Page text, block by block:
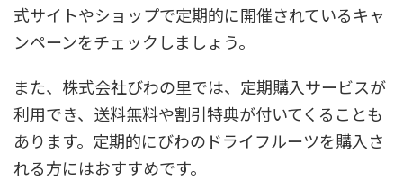
式サイトやショップで定期的に開催されているキャ
ンペーンをチェックしましょう。
また、株式会社びわの里では、定期購入サービスが
利用でき、送料無料や割引特典が付いてくることも
あります。定期的にびわのドライフルーツを購入さ
れる方にはおすすめです。